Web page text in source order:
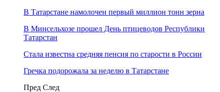
В Татарстане намолочен первый миллион тонн зерна
В Минсельхозе прошел День птицеводов Республики
Татарстан
Стала известна средняя пенсия по старости в России
Гречка подорожала за неделю в Татарстане
Пред След